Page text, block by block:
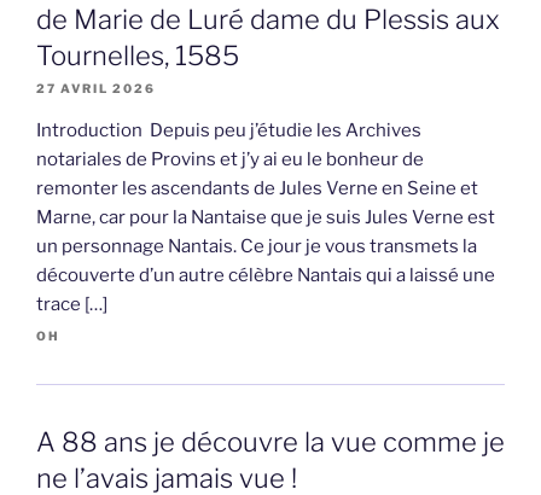
de Marie de Luré dame du Plessis aux
Tournelles, 1585
27 AVRIL 2026
Introduction Depuis peu j’étudie les Archives
notariales de Provins et j’y ai eu le bonheur de
remonter les ascendants de Jules Verne en Seine et
Marne, car pour la Nantaise que je suis Jules Verne est
un personnage Nantais. Ce jour je vous transmets la
découverte d’un autre célèbre Nantais qui a laissé une
trace […]
OH
A 88 ans je découvre la vue comme je
ne l’avais jamais vue !